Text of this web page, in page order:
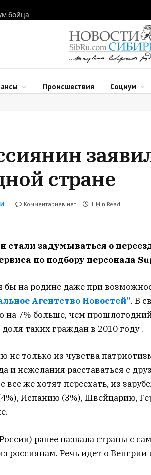
Новосибирские нейрохирурги восстановили функции рук двум бойцам после минно-взрывных травм
Происшествия Социум
стране
Комментариев нет 1 Min Read
стали задумываться о
по подбору персонала
на родине даже при
Агентство Новостей”. В
на 7% больше, чем
таких граждан в 2010 году .
не только из чувства
и нежелания расставаться с
все же хотят переехать, из
Испанию (3%), Швейцарию,
ранее назвала страны с
россиянам. Речь идет о Венгрии